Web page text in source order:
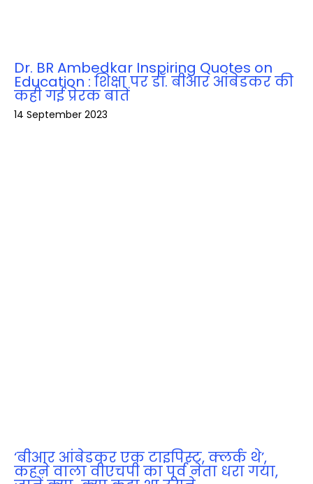
Dr. BR Ambedkar Inspiring Quotes on
Education : शिक्षा पर डॉ. बीआर आंबेडकर की
कही गई प्रेरक बातें
14 September 2023
‘बीआर आंबेडकर एक टाइपिस्ट, क्लर्क थे’,
कहने वाला वीएचपी का पूर्व नेता धरा गया,